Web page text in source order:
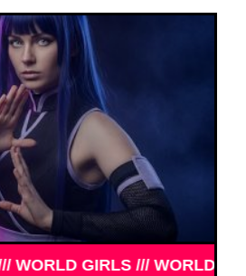
/// WORLD GIRLS ///